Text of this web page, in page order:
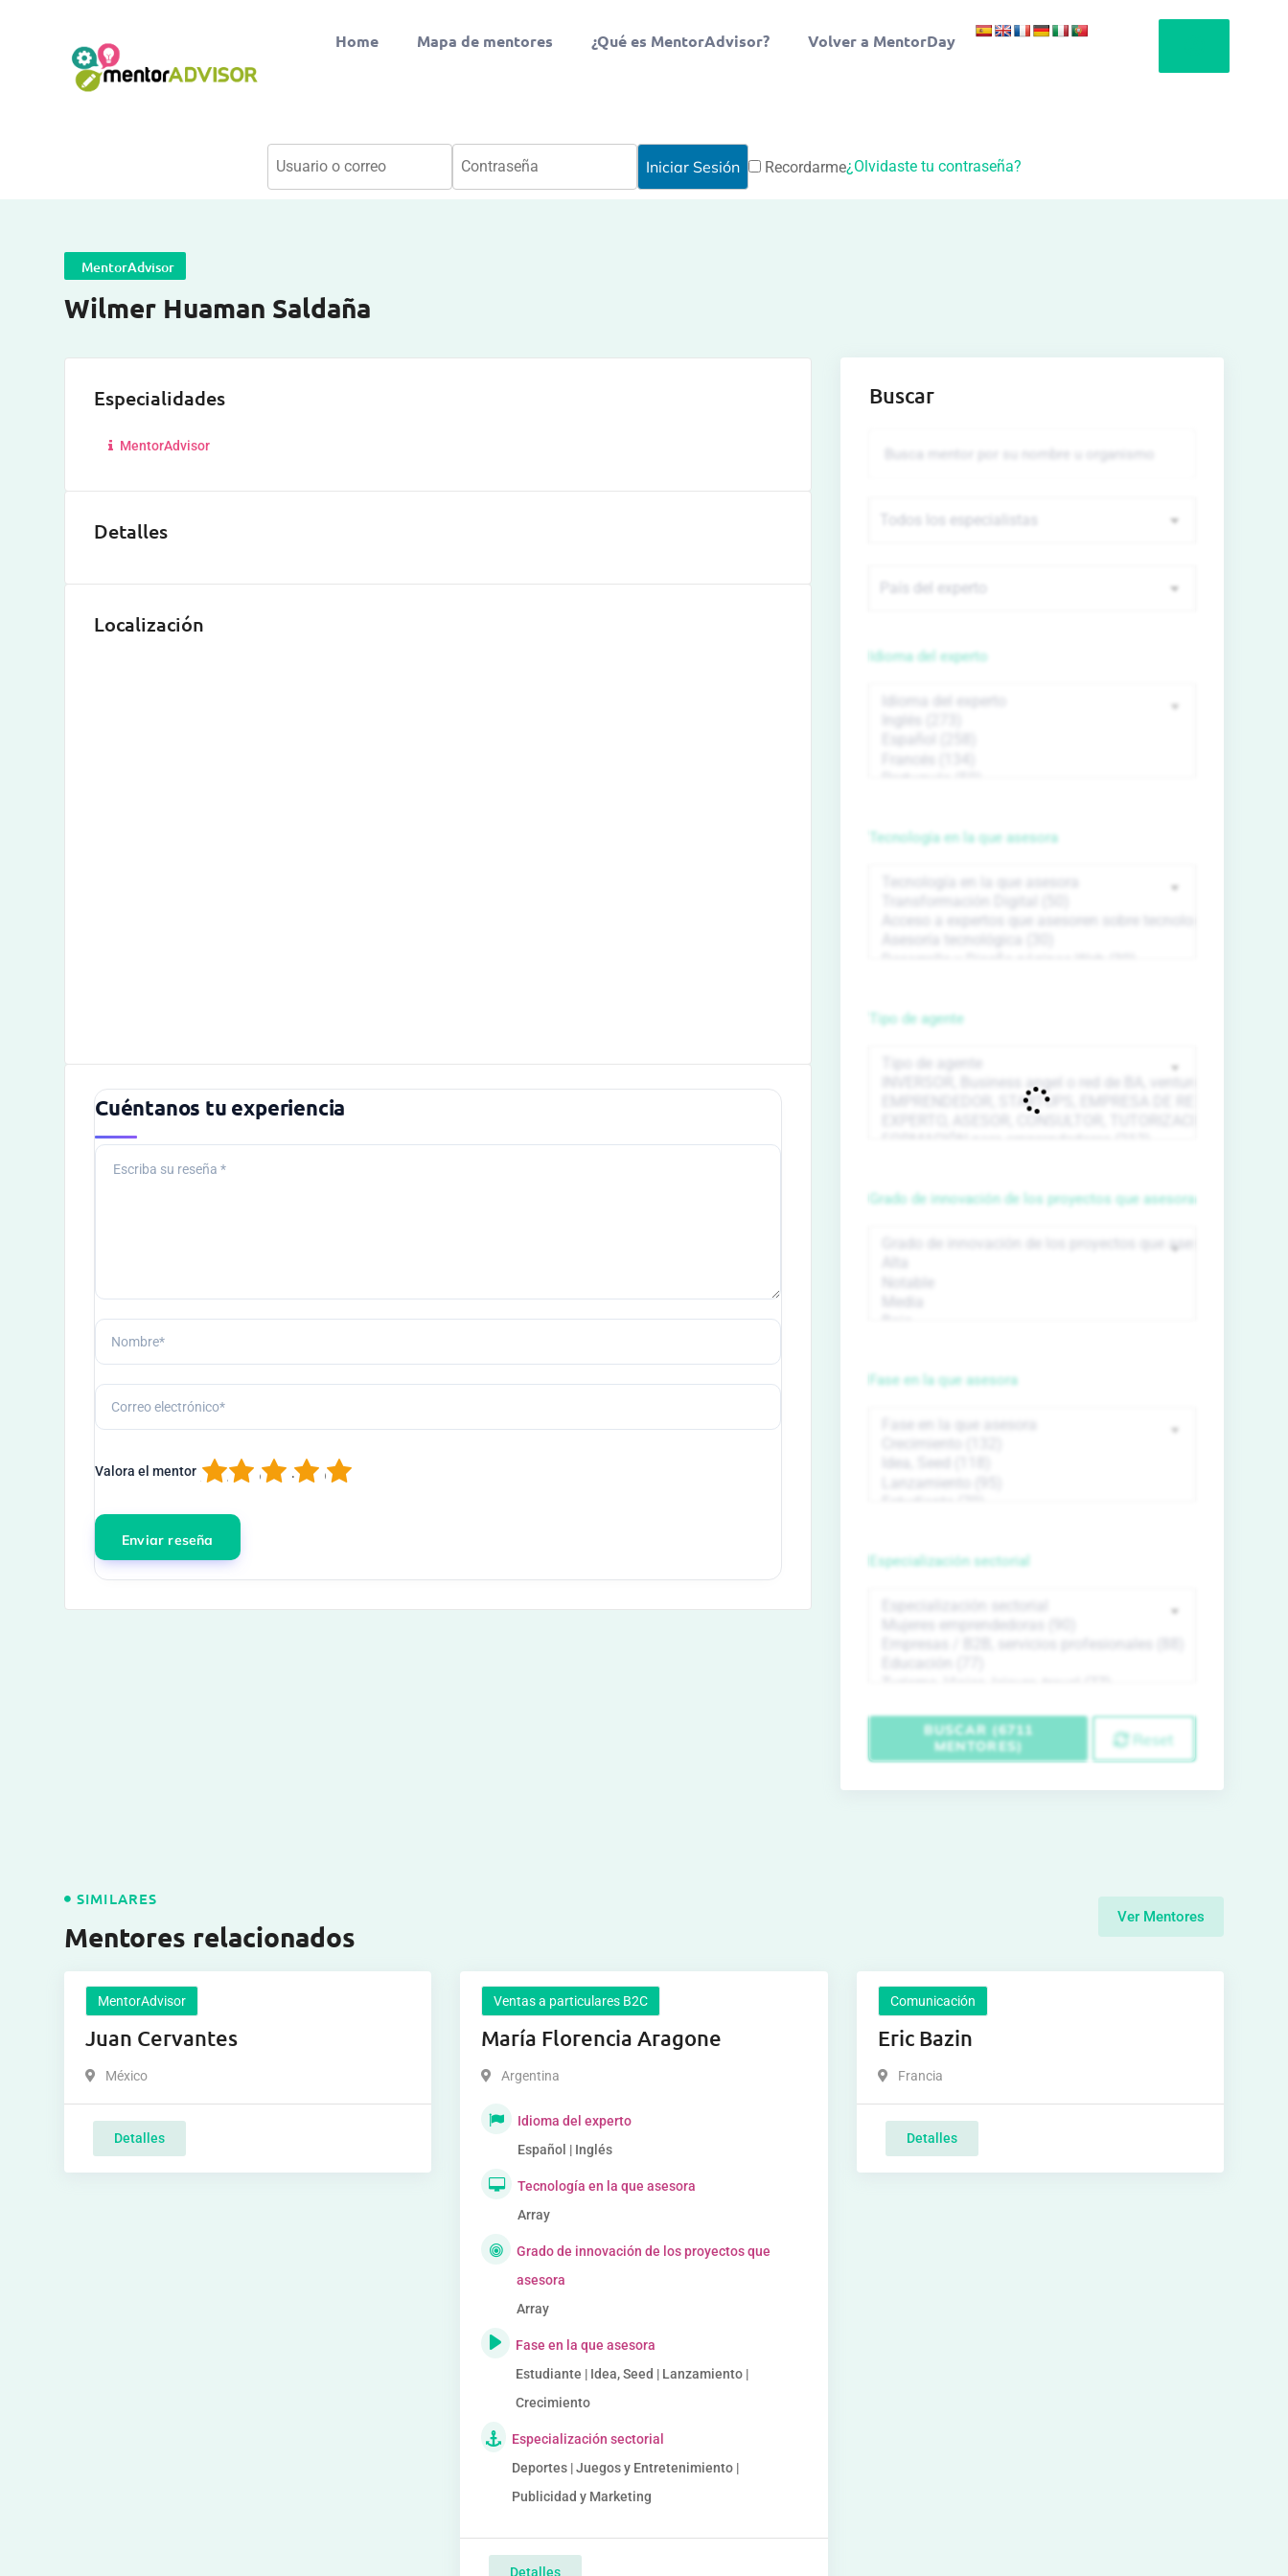
Home Mapa de mentores ¿Qué es MentorAdvisor? Volver a MentorDay
Recordarme¿Olvidaste tu contraseña?
MentorAdvisor
Wilmer Huaman Saldaña
Especialidades
MentorAdvisor
Detalles
Localización
Cuéntanos tu experiencia
Valora el mentor 5
4
3
2
1
Buscar
Idioma del experto
Tecnología en la que asesora
Tipo de agente
Grado de innovación de los proyectos que asesora
Fase en la que asesora
Especialización sectorial
BUSCAR (6711
MENTORES)
Reset
SIMILARES
Mentores relacionados
Ver Mentores
MentorAdvisor
Juan Cervantes
México
Detalles
Ventas a particulares B2C
María Florencia Aragone
Argentina
Idioma del experto
Español | Inglés
Tecnología en la que asesora
Array
Grado de innovación de los proyectos que
asesora
Array
Fase en la que asesora
Estudiante | Idea, Seed | Lanzamiento |
Crecimiento
Especialización sectorial
Deportes | Juegos y Entretenimiento |
Publicidad y Marketing
Detalles
Comunicación
Eric Bazin
Francia
Detalles